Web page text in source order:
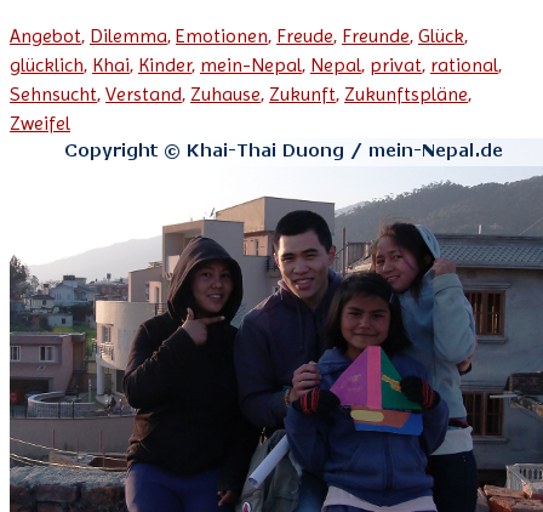
Angebot, Dilemma, Emotionen, Freude, Freunde, Glück,
glücklich, Khai, Kinder, mein-Nepal, Nepal, privat, rational,
Sehnsucht, Verstand, Zuhause, Zukunft, Zukunftspläne,
Zweifel